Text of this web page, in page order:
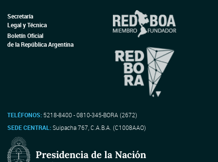
Secretaría
Legal y Técnica
Boletín Oficial
de la República Argentina
TELÉFONOS: 5218-8400 - 0810-345-BORA (2672)
SEDE CENTRAL:Suipacha 767, C.A.B.A. (C1008AAO)